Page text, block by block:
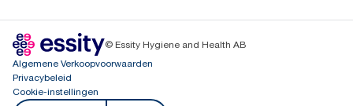
© Essity Hygiene and Health AB
Algemene Verkoopvoorwaarden
Privacybeleid
Cookie-instellingen